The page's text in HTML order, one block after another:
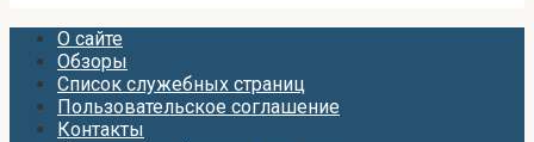
О сайте
Обзоры
Список служебных страниц
Пользовательское соглашение
Контакты